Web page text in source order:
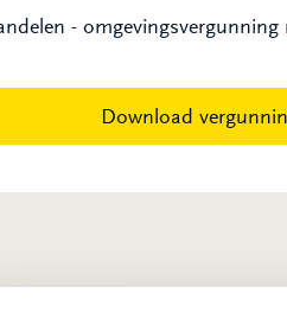
- omgevingsvergunning
Download
uit